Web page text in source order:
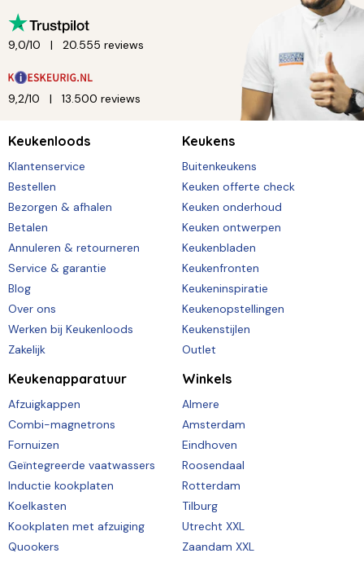
9,0/10 20.555 reviews
9,2/10 13.500 reviews
Keukenloods
Klantenservice
Bestellen
Bezorgen & afhalen
Betalen
Annuleren & retourneren
Service & garantie
Blog
Over ons
Werken bij Keukenloods
Zakelijk
Keukens
Buitenkeukens
Keuken offerte check
Keuken onderhoud
Keuken ontwerpen
Keukenbladen
Keukenfronten
Keukeninspiratie
Keukenopstellingen
Keukenstijlen
Outlet
Keukenapparatuur
Afzuigkappen
Combi-magnetrons
Fornuizen
Geïntegreerde vaatwassers
Inductie kookplaten
Koelkasten
Kookplaten met afzuiging
Quookers
Winkels
Almere
Amsterdam
Eindhoven
Roosendaal
Rotterdam
Tilburg
Utrecht XXL
Zaandam XXL